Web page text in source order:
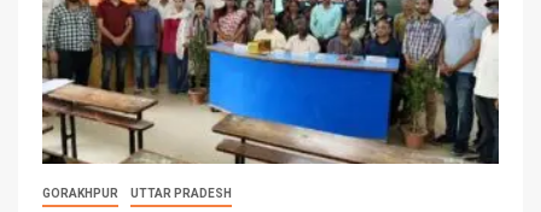
GORAKHPUR UTTAR PRADESH